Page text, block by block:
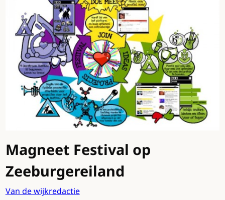
Magneet Festival op
Zeeburgereiland
Van de wijkredactie